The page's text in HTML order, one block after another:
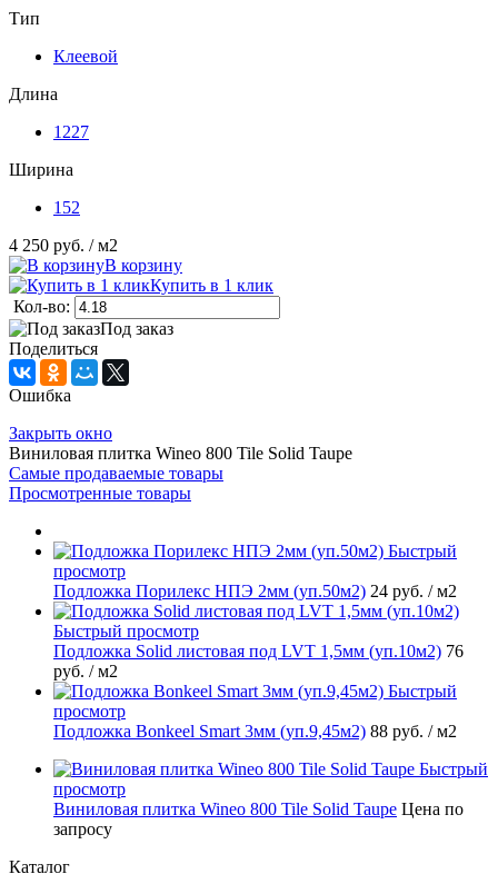
Тип
Клеевой
Длина
1227
Ширина
152
4 250 руб. / м2
В корзину
Купить в 1 клик
Кол-во:
Под заказ
Поделиться
Ошибка
Закрыть окно
Виниловая плитка Wineo 800 Tile Solid Taupe
Самые продаваемые товары
Просмотренные товары
Быстрый
просмотр
Подложка Порилекс НПЭ 2мм (уп.50м2) 24 руб. / м2
Быстрый просмотр
Подложка Solid листовая под LVT 1,5мм (уп.10м2) 76
руб. / м2
Быстрый
просмотр
Подложка Bonkeel Smart 3мм (уп.9,45м2) 88 руб. / м2
Быстрый
просмотр
Виниловая плитка Wineo 800 Tile Solid Taupe Цена по
запросу
Каталог